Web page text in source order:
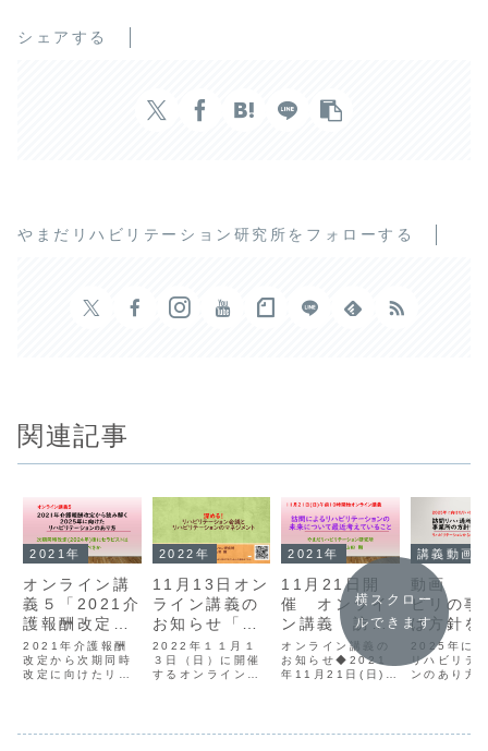
シェアする
やまだリハビリテーション研究所をフォローする
関連記事
2021年
オンライン講
義５「2021介
護報酬改定か
ら読み解く
2025年に向け
たリハビリテ
2021年介護報酬
改定から次期同時
改定に向けたリハ
伝えします。リア
2022年
11月13日オン
ライン講義の
お知らせ「深
める！ リハビ
リテーション
会議とリハビ
2022年１１月１
３日（日）に開催
するオンライン講
います。講義のア
2021年
11月21日開
催 オンライ
ン講義 訪問
によるリハビ
リテーション
の未来につい
オンライン講義の
お知らせ◆2021
年11月21日(日)
ョンの未来につい
講義動画
動画 「
ビリの事
は方針を
にしよう
2025年に
リハビリテ
ンのあり方
院リハと生
横スクロー
ルできます